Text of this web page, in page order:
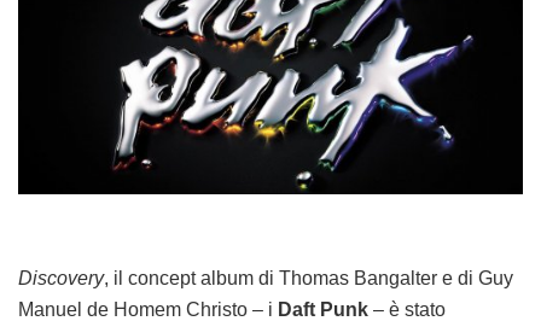
Discovery, il concept album di Thomas Bangalter e di Guy
Manuel de Homem Christo – i Daft Punk – è stato